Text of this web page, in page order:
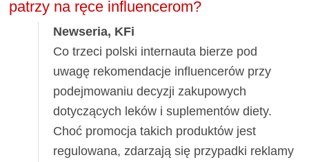
patrzy na ręce influencerom?
Newseria, KFi
Co trzeci polski internauta bierze pod
uwagę rekomendacje influencerów przy
podejmowaniu decyzji zakupowych
dotyczących leków i suplementów diety.
Choć promocja takich produktów jest
regulowana, zdarzają się przypadki reklamy